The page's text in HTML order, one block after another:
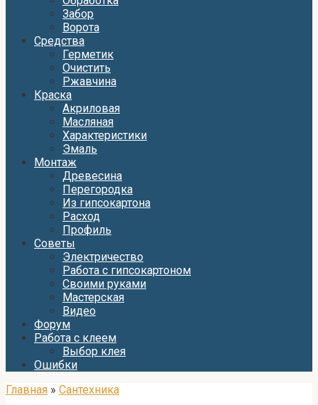
Забор
Ворота
Средства
Герметик
Очистить
Ржавчина
Краска
Акриловая
Масляная
Характеристики
Эмаль
Монтаж
Древесина
Перегородка
Из гипсокартона
Расход
Профиль
Советы
Электричество
Работа с гипсокартоном
Своими руками
Мастерская
Видео
Форум
Работа с клеем
Выбор клея
Ошибки
Главная » Сантехника